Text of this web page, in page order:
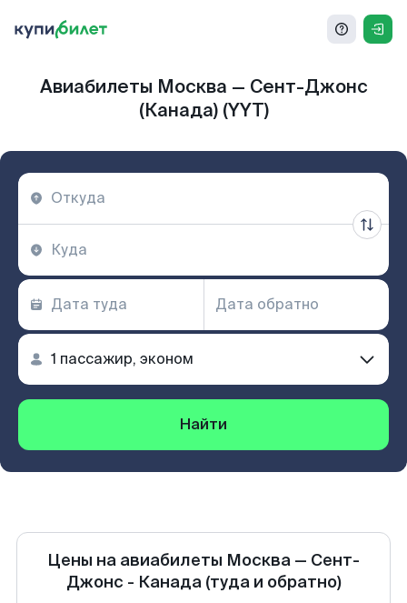
Авиабилеты Москва — Сент-Джонс
(Канада) (YYT)
Найти
Цены на авиабилеты Москва — Сент-
Джонс - Канада (туда и обратно)